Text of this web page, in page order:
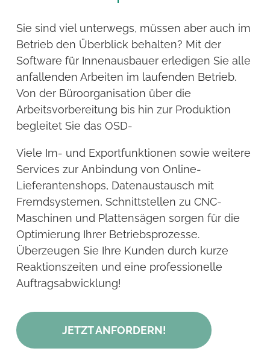
Sie sind viel unterwegs, müssen aber auch im
Betrieb den Überblick behalten? Mit der
Software für Innenausbauer erledigen Sie alle
anfallenden Arbeiten im laufenden Betrieb.
Von der Büroorganisation über die
Arbeitsvorbereitung bis hin zur Produktion
begleitet Sie das OSD-
Viele Im- und Exportfunktionen sowie weitere
Services zur Anbindung von Online-
Lieferantenshops, Datenaustausch mit
Fremdsystemen, Schnittstellen zu CNC-
Maschinen und Plattensägen sorgen für die
Optimierung Ihrer Betriebsprozesse.
Überzeugen Sie Ihre Kunden durch kurze
Reaktionszeiten und eine professionelle
Auftragsabwicklung!
JETZT ANFORDERN!